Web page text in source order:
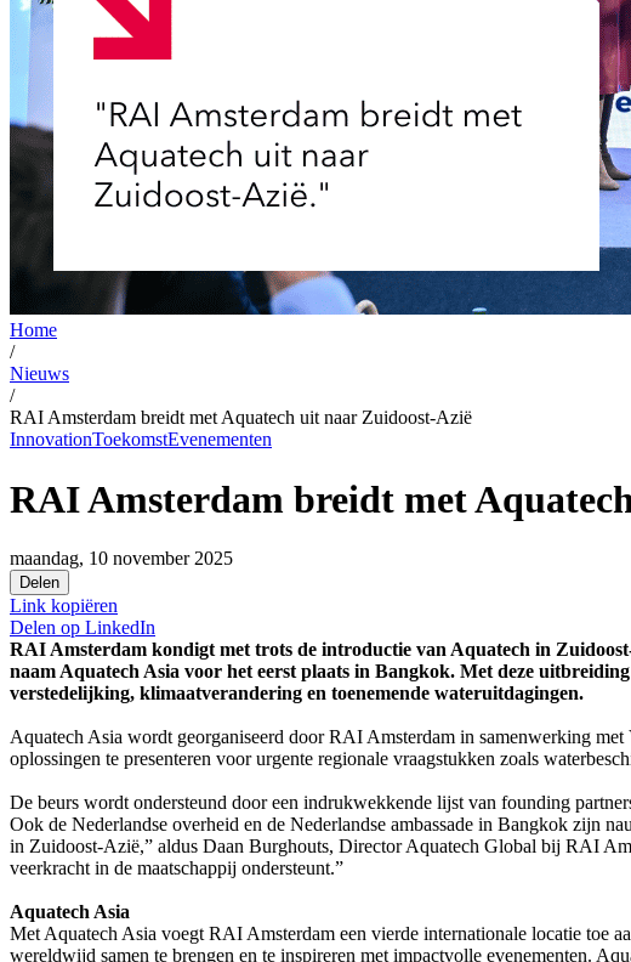
Home
/
Nieuws
/
RAI Amsterdam breidt met Aquatech uit naar Zuidoost-Azië
InnovationToekomstEvenementen
RAI Amsterdam breidt met
maandag, 10 november 2025
Delen
Link kopiëren
Delen op LinkedIn
RAI Amsterdam kondigt met trots de introductie van Aquatech in
naam Aquatech Asia voor het eerst plaats in Bangkok. Met deze
verstedelijking, klimaatverandering en toenemende wateruitdagingen.
Aquatech Asia wordt georganiseerd door RAI Amsterdam in samenwerking
oplossingen te presenteren voor urgente regionale vraagstukken zoals
De beurs wordt ondersteund door een indrukwekkende lijst van founding
Ook de Nederlandse overheid en de Nederlandse ambassade in Bangkok zijn
in Zuidoost-Azië,” aldus Daan Burghouts, Director Aquatech Global bij RAI
veerkracht in de maatschappij ondersteunt.”
Aquatech Asia
Met Aquatech Asia voegt RAI Amsterdam een vierde internationale locatie toe
wereldwijd samen te brengen en te inspireren met impactvolle evenementen.